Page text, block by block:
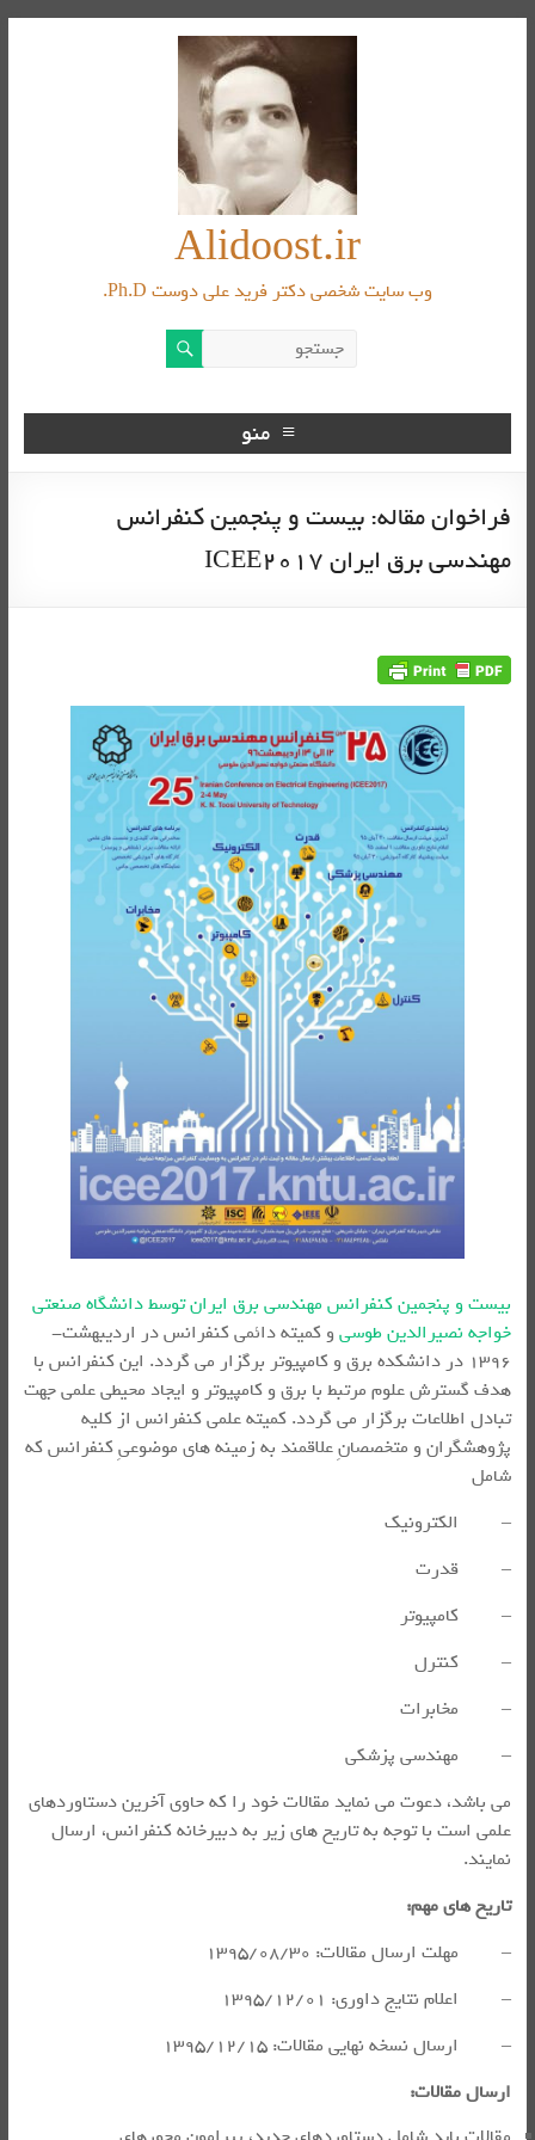
Alidoost.ir
وب سایت شخصی دکتر فرید علی دوست Ph.D.
منو
فراخوان مقاله: بیست و پنجمین کنفرانس
مهندسی برق ایران ICEE2017
بیست و پنجمین کنفرانس مهندسی برق ایران توسط دانشگاه صنعتی
خواجه نصیرالدین طوسیو کمیته دائمی کنفرانس در اردیبهشت­
۱۳۹۶ در دانشکده­ برق و کامپیوتر برگزار می گردد. این کنفرانس با
هدف گسترش علوم مرتبط با برق و کامپیوتر و ایجاد محیطی علمی جهت
تبادل اطلاعات برگزار می­ گردد. کمیته علمی کنفرانس از کلیه
پژوهشگران و متخصصانِ علاقمند به زمینه ­های موضوعیِ کنفرانس که
شامل
– الکترونیک
– قدرت
– کامپیوتر
– کنترل
– مخابرات
– مهندسی پزشکی
می ­باشد، دعوت می ­نماید مقالات خود را که حاوی آخرین دستاوردهای
علمی است با توجه به تاریخ­ های زیر به دبیرخانه کنفرانس، ارسال
نمایند.
تاریخ ­های مهم:
– مهلت ارسال مقالات: ۱۳۹۵/۰۸/۳۰
– اعلام نتایج داوری: ۱۳۹۵/۱۲/۰۱
– ارسال نسخه نهایی مقالات: ۱۳۹۵/۱۲/۱۵
ارسال مقالات: